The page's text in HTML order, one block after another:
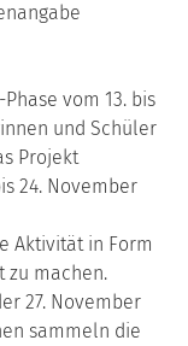
vom 13. bis
und Schüler
Projekt
24. November
Aktivität in Form
zu machen.
27. November
sammeln die